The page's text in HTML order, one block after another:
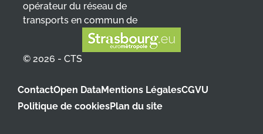
opérateur du réseau de
transports en commun de
© 2026 - CTS
ContactOpen DataMentions LégalesCGVU
Politique de cookiesPlan du site